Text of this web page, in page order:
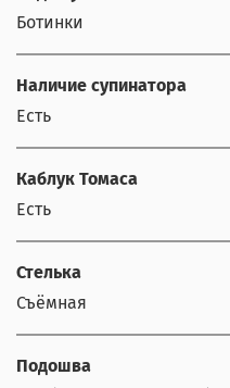
Ботинки
Наличие супинатора
Есть
Каблук Томаса
Есть
Стелька
Съёмная
Подошва